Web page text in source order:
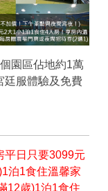
園區佔地約1萬
廷服體驗及免費
平日只要3099元
泊1食住溫馨家
12歲)1泊1食住